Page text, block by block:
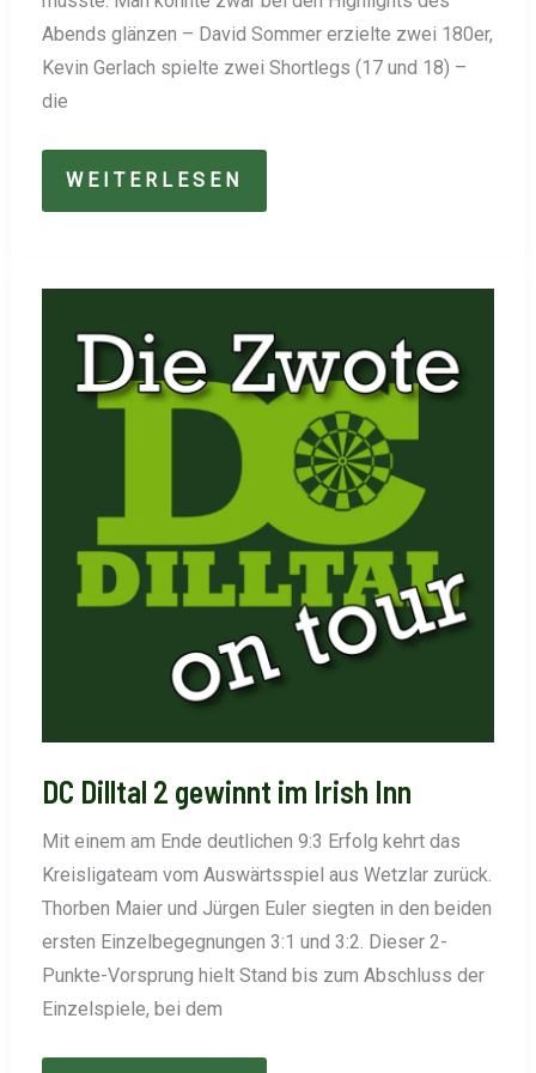
Abends glänzen – David Sommer erzielte zwei 180er,
Kevin Gerlach spielte zwei Shortlegs (17 und 18) –
die
ZWEITE
KOMMT
LEEREN
HÄNDEN
KOMBACH
WEITERLESEN
DC Dilltal 2 gewinnt im Irish Inn
Mit einem am Ende deutlichen 9:3 Erfolg kehrt das
Kreisligateam vom Auswärtsspiel aus Wetzlar zurück.
Thorben Maier und Jürgen Euler siegten in den beiden
ersten Einzelbegegnungen 3:1 und 3:2. Dieser 2-
Punkte-Vorsprung hielt Stand bis zum Abschluss der
Einzelspiele, bei dem